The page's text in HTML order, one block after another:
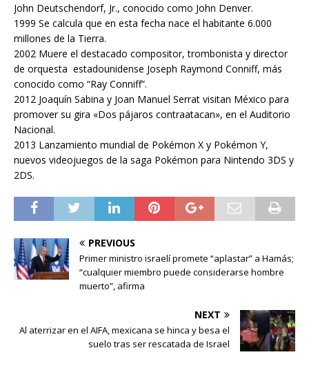
John Deutschendorf, Jr., conocido como John Denver.
1999 Se calcula que en esta fecha nace el habitante 6.000
millones de la Tierra.
2002 Muere el destacado compositor, trombonista y director
de orquesta estadounidense Joseph Raymond Conniff, más
conocido como “Ray Conniff”.
2012 Joaquín Sabina y Joan Manuel Serrat visitan México para
promover su gira «Dos pájaros contraatacan», en el Auditorio
Nacional.
2013 Lanzamiento mundial de Pokémon X y Pokémon Y,
nuevos videojuegos de la saga Pokémon para Nintendo 3DS y
2DS.
PREVIOUS
Primer ministro israelí promete “aplastar” a Hamás;
“cualquier miembro puede considerarse hombre
muerto”, afirma
NEXT
Al aterrizar en el AIFA, mexicana se hinca y besa el
suelo tras ser rescatada de Israel